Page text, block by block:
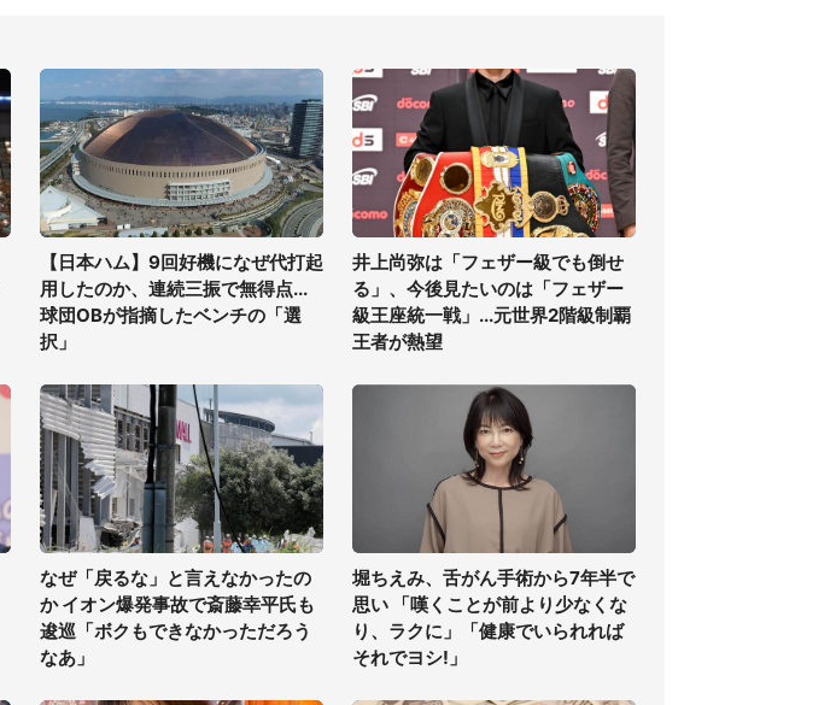
【日本ハム】9回好機になぜ代打起
用したのか、連続三振で無得点...
球団OBが指摘したベンチの「選
択」
井上尚弥は「フェザー級でも倒せ
る」、今後見たいのは「フェザー
級王座統一戦」...元世界2階級制覇
王者が熱望
なぜ「戻るな」と言えなかったの
か イオン爆発事故で斎藤幸平氏も
逡巡「ボクもできなかっただろう
なあ」
堀ちえみ、舌がん手術から7年半で
思い 「嘆くことが前より少なくな
り、ラクに」「健康でいられれば
それでヨシ!」